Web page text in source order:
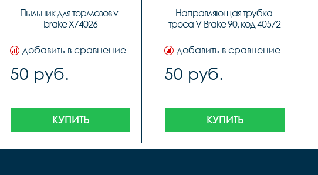
Пыльник для тормозов v-
brake X74026
добавить в сравнение
50 руб.
КУПИТЬ
Направляющая трубка
троса V-Brake 90, код 40572
добавить в сравнение
50 руб.
КУПИТЬ